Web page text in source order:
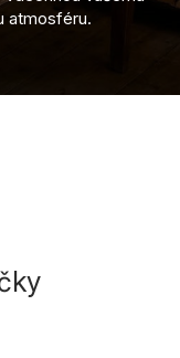
atmosféru.